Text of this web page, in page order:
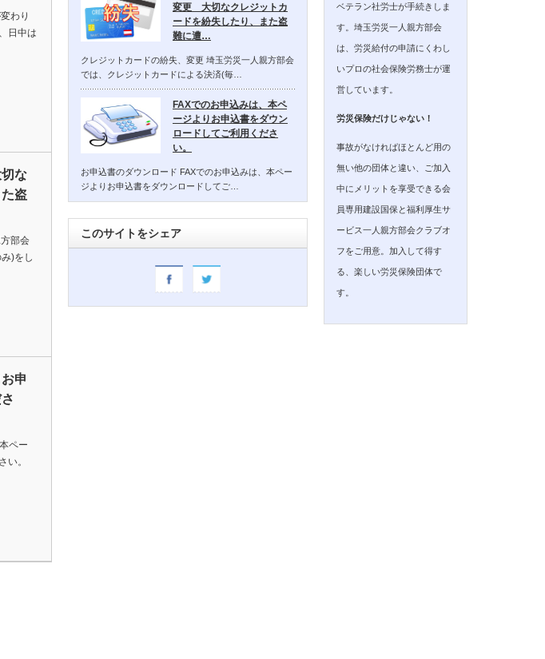
わり
日中は
な
盗
部会
)をし
申
ペー
い。
変更 大切なクレジットカ
ードを紛失したり、また盗
難に遭…
クレジットカードの紛失、変更 埼玉労災一人親方部会
では、クレジットカードによる決済(毎…
FAXでのお申込みは、本ペ
ージよりお申込書をダウン
ロードしてご利用くださ
い。
お申込書のダウンロード FAXでのお申込みは、本ペー
ジよりお申込書をダウンロードしてご…
このサイトをシェア
ベテラン社労士が手続きしま
す。埼玉労災一人親方部会
は、労災給付の申請にくわし
いプロの社会保険労務士が運
営しています。
労災保険だけじゃない！
事故がなければほとんど用の
無い他の団体と違い、ご加入
中にメリットを享受できる会
員専用建設国保と福利厚生サ
ービス一人親方部会クラブオ
フをご用意。加入して得す
る、楽しい労災保険団体で
す。